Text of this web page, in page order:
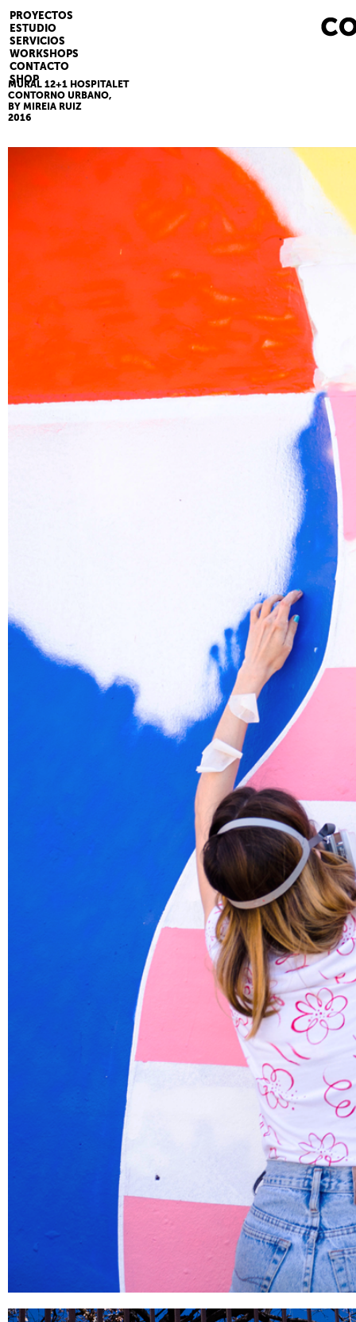
PROYECTOS
ESTUDIO
SERVICIOS
WORKSHOPS
CONTACTO
SHOP
MURAL 12+1 HOSPITALET
CONTORNO URBANO,
BY MIREIA RUIZ
2016